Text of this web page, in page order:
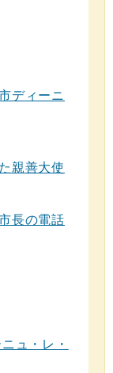
ディーニ
親善大使
長の電話
ュ・レ・